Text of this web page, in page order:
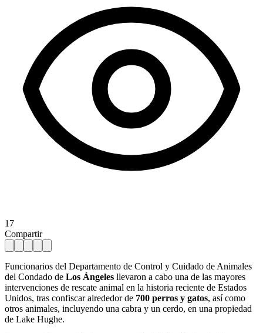
17
Compartir
Funcionarios del Departamento de Control y Cuidado de Animales
del Condado de Los Ángeles llevaron a cabo una de las mayores
intervenciones de rescate animal en la historia reciente de Estados
Unidos, tras confiscar alrededor de 700 perros y gatos, así como
otros animales, incluyendo una cabra y un cerdo, en una propiedad
de Lake Hughe.